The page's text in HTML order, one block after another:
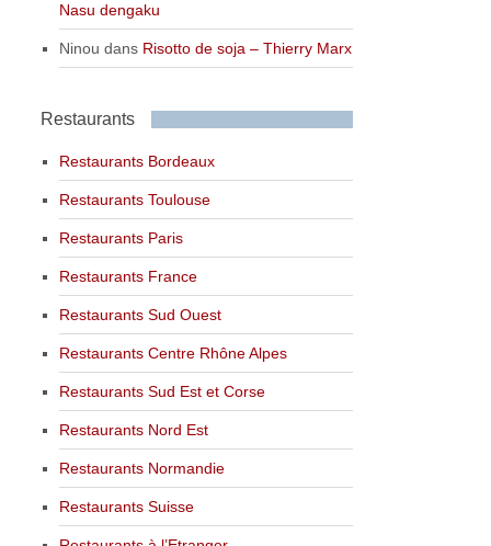
Nasu dengaku
Ninou dans Risotto de soja – Thierry Marx
Restaurants
Restaurants Bordeaux
Restaurants Toulouse
Restaurants Paris
Restaurants France
Restaurants Sud Ouest
Restaurants Centre Rhône Alpes
Restaurants Sud Est et Corse
Restaurants Nord Est
Restaurants Normandie
Restaurants Suisse